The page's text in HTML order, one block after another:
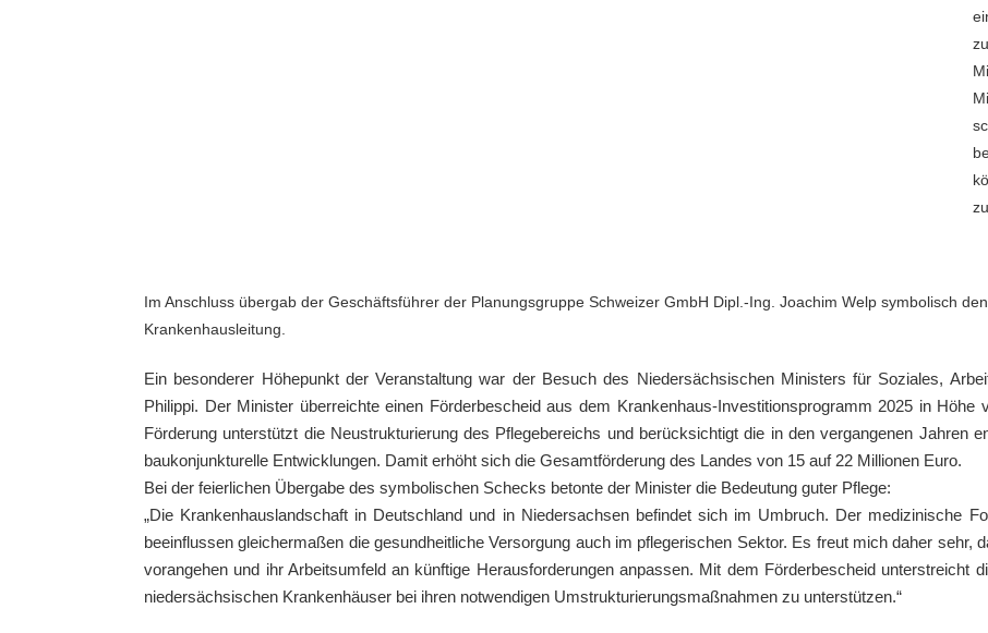
Im Anschluss übergab der Geschäftsführer der Planungsgruppe Schweizer GmbH Dipl.-Ing. Joachim Welp symbolisch
Krankenhausleitung.
Ein besonderer Höhepunkt der Veranstaltung war der Besuch des Niedersächsischen Ministers für Soziales,
Philippi. Der Minister überreichte einen Förderbescheid aus dem Krankenhaus-Investitionsprogramm 2025 in Höhe
Förderung unterstützt die Neustrukturierung des Pflegebereichs und berücksichtigt die in den vergangenen Jahren
baukonjunkturelle Entwicklungen. Damit erhöht sich die Gesamtförderung des Landes von 15 auf 22 Millionen Euro.
Bei der feierlichen Übergabe des symbolischen Schecks betonte der Minister die Bedeutung guter Pflege:
„Die Krankenhauslandschaft in Deutschland und in Niedersachsen befindet sich im Umbruch. Der medizinische
beeinflussen gleichermaßen die gesundheitliche Versorgung auch im pflegerischen Sektor. Es freut mich daher sehr,
vorangehen und ihr Arbeitsumfeld an künftige Herausforderungen anpassen. Mit dem Förderbescheid unterstreicht
niedersächsischen Krankenhäuser bei ihren notwendigen Umstrukturierungsmaßnahmen zu unterstützen.“